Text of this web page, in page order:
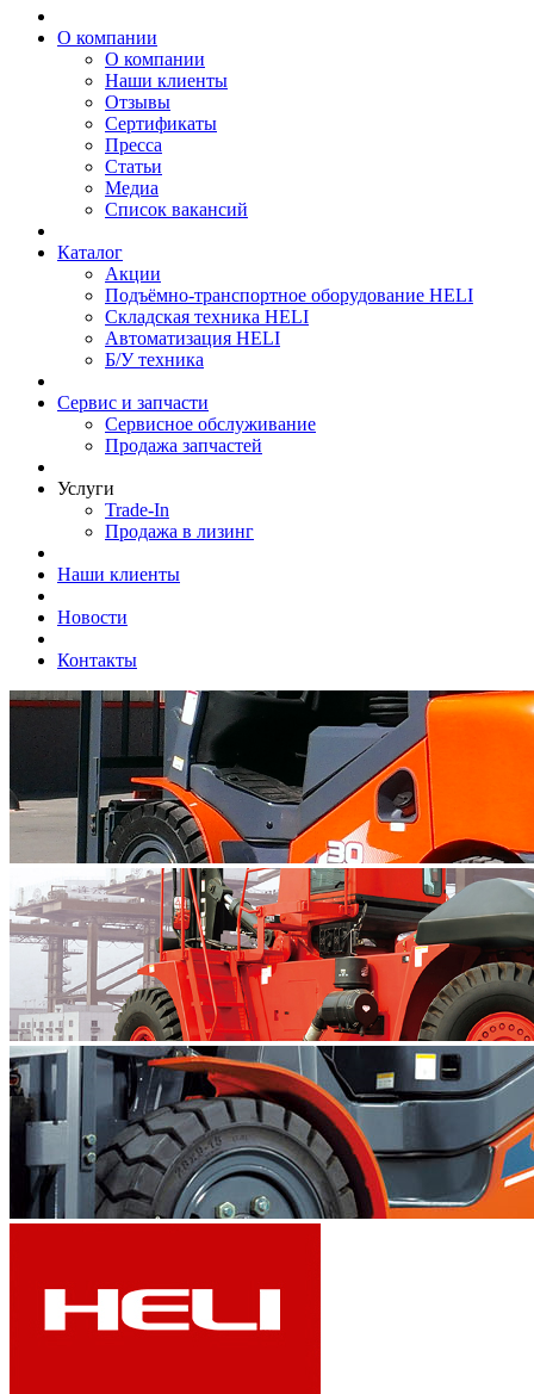
О компании
О компании
Наши клиенты
Отзывы
Сертификаты
Пресса
Статьи
Медиа
Список вакансий
Каталог
Акции
Подъёмно-транспортное оборудование HELI
Складская техника HELI
Автоматизация HELI
Б/У техника
Сервис и запчасти
Сервисное обслуживание
Продажа запчастей
Услуги
Trade-In
Продажа в лизинг
Наши клиенты
Новости
Контакты